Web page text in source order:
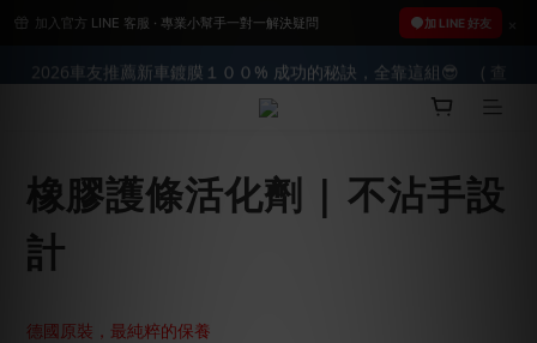
加入官方 LINE 客服 · 專業小幫手一對一解決疑問 加 LINE 好友
2026車友推薦新車鍍膜１００% 成功的秘訣，全靠這組😎　 ( 查
2026車友推薦新車鍍膜１００% 成功的秘訣，全靠這組😎　 ( 查
★限時 :滿$499 ➨超商免運★
2026車友推薦新車鍍膜１００% 成功的秘訣，全靠這組😎　 ( 查
橡膠護條活化劑 | 不沾手設
計
德國原裝，最純粹的保養